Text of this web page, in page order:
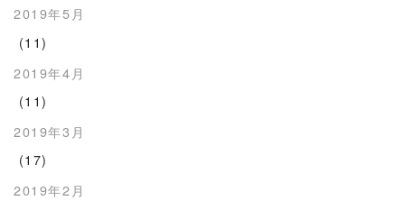
2019年5月
(11)
2019年4月
(11)
2019年3月
(17)
2019年2月